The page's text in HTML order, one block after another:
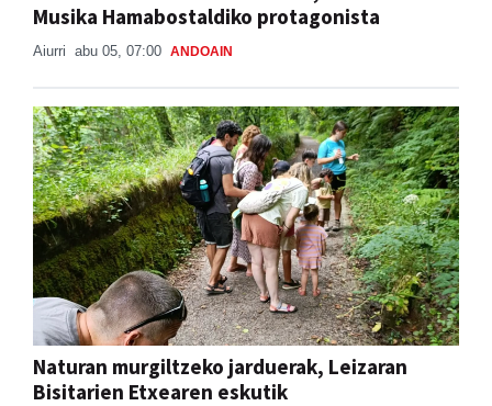
Musika Hamabostaldiko protagonista
Aiurri abu 05, 07:00 ANDOAIN
Naturan murgiltzeko jarduerak, Leizaran
Bisitarien Etxearen eskutik